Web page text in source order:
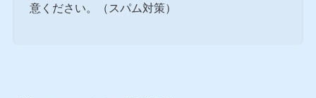
意ください。（スパム対策）